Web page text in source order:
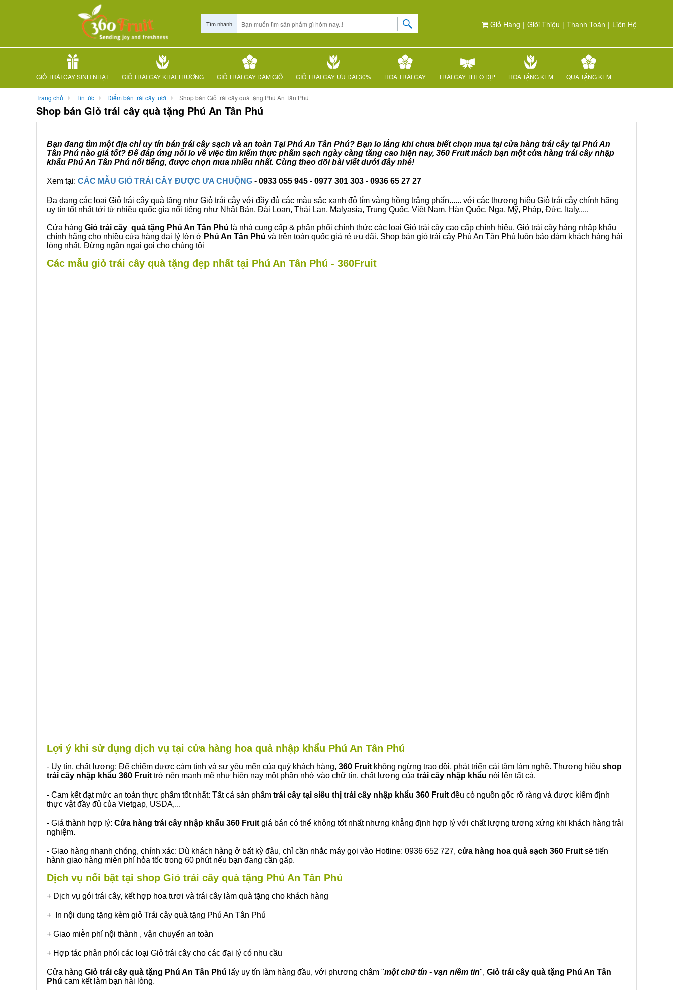
Giỏ Hàng | Giới Thiệu | Thanh Toán | Liên Hệ
Tìm nhanh
GIỎ TRÁI CÂY SINH NHẬT GIỎ TRÁI CÂY KHAI TRƯƠNG GIỎ TRÁI CÂY ĐÁM GIỖ GIỎ TRÁI CÂY ƯU ĐÃI 30% HOA TRÁI CÂY TRÁI CÂY THEO DỊP HOA TẶNG KÈM QUÀ TẶNG KÈM
Trang chủ Tin tức Điểm bán trái cây tươi Shop bán Giỏ trái cây quà tặng Phú An Tân Phú
Shop bán Giỏ trái cây quà tặng Phú An Tân Phú
Bạn đang tìm một địa chỉ uy tín bán trái cây sạch và an toàn Tại Phú An Tân Phú? Bạn lo lắng khi chưa biết chọn mua tại cửa hàng trái cây tại Phú An
Tân Phú nào giá tốt? Để đáp ứng nỗi lo về việc tìm kiếm thực phẩm sạch ngày càng tăng cao hiện nay, 360 Fruit mách bạn một cửa hàng trái cây nhập
khẩu Phú An Tân Phú nổi tiếng, được chọn mua nhiều nhất. Cùng theo dõi bài viết dưới đây nhé!
Xem tại: CÁC MẪU GIỎ TRÁI CÂY ĐƯỢC ƯA CHUỘNG - 0933 055 945 - 0977 301 303 - 0936 65 27 27
Đa dạng các loại Giỏ trái cây quà tặng như Giỏ trái cây với đầy đủ các màu sắc xanh đỏ tím vàng hồng trắng phấn...... với các thương hiệu Giỏ trái cây chính hãng
uy tín tốt nhất tới từ nhiều quốc gia nổi tiếng như Nhật Bản, Đài Loan, Thái Lan, Malyasia, Trung Quốc, Việt Nam, Hàn Quốc, Nga, Mỹ, Pháp, Đức, Italy.....
Cửa hàng Giỏ trái cây quà tặng Phú An Tân Phú là nhà cung cấp & phân phối chính thức các loại Giỏ trái cây cao cấp chính hiệu, Giỏ trái cây hàng nhập khẩu
chính hãng cho nhiều cửa hàng đại lý lớn ở Phú An Tân Phú và trên toàn quốc giá rẻ ưu đãi. Shop bán giỏ trái cây Phú An Tân Phú luôn bảo đảm khách hàng hài
lòng nhất. Đừng ngần ngại gọi cho chúng tôi
Các mẫu giỏ trái cây quà tặng đẹp nhất tại Phú An Tân Phú - 360Fruit
Lợi ý khi sử dụng dịch vụ tại cửa hàng hoa quả nhập khẩu Phú An Tân Phú
- Uy tín, chất lượng: Để chiếm được cảm tình và sự yêu mến của quý khách hàng, 360 Fruit không ngừng trao dồi, phát triển cái tâm làm nghề. Thương hiệu shop
trái cây nhập khẩu 360 Fruit trở nên mạnh mẽ như hiện nay một phần nhờ vào chữ tín, chất lượng của trái cây nhập khẩu nói lên tất cả.
- Cam kết đạt mức an toàn thực phẩm tốt nhất: Tất cả sản phẩm trái cây tại siêu thị trái cây nhập khẩu 360 Fruit đều có nguồn gốc rõ ràng và được kiểm định
thực vật đầy đủ của Vietgap, USDA,...
- Giá thành hợp lý: Cửa hàng trái cây nhập khẩu 360 Fruit giá bán có thể không tốt nhất nhưng khẳng định hợp lý với chất lượng tương xứng khi khách hàng trải
nghiệm.
- Giao hàng nhanh chóng, chính xác: Dù khách hàng ở bất kỳ đâu, chỉ cần nhắc máy gọi vào Hotline: 0936 652 727, cửa hàng hoa quả sạch 360 Fruit sẽ tiến
hành giao hàng miễn phí hỏa tốc trong 60 phút nếu bạn đang cần gấp.
Dịch vụ nổi bật tại shop Giỏ trái cây quà tặng Phú An Tân Phú
+ Dịch vụ gói trái cây, kết hợp hoa tươi và trái cây làm quà tặng cho khách hàng
+ In nội dung tặng kèm giỏ Trái cây quà tặng Phú An Tân Phú
+ Giao miễn phí nội thành , vận chuyển an toàn
+ Hợp tác phân phối các loại Giỏ trái cây cho các đại lý có nhu cầu
Cửa hàng Giỏ trái cây quà tặng Phú An Tân Phú lấy uy tín làm hàng đầu, với phương châm "một chữ tín - vạn niềm tin", Giỏ trái cây quà tặng Phú An Tân
Phú cam kết làm bạn hài lòng.